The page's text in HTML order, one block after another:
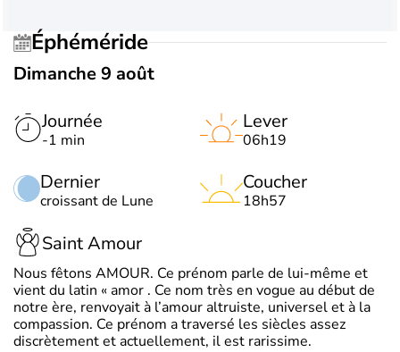
Éphéméride
Dimanche 9 août
Journée
-1 min
Dernier
croissant de Lune
Lever
06h19
Coucher
18h57
Saint Amour
Nous fêtons AMOUR. Ce prénom parle de lui-même et
vient du latin « amor . Ce nom très en vogue au début de
notre ère, renvoyait à l’amour altruiste, universel et à la
compassion. Ce prénom a traversé les siècles assez
discrètement et actuellement, il est rarissime.